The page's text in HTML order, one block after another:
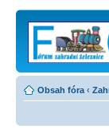
Obsah fóra ‹